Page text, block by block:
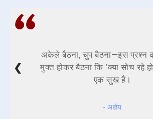
अकेले बैठना, चुप बैठना—इस प्रश्न
मुक्त होकर बैठना कि ‘क्या सोच रहे
एक सुख है।
- अज्ञेय
❮